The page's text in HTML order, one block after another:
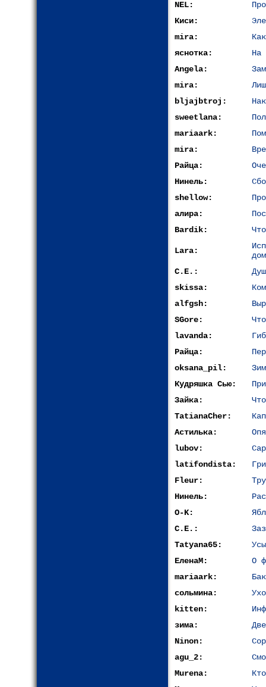
NEL:
Киси:
mira:
яснотка:
На
Angela:
mira:
bljajbtroj:
sweetlana:
mariaark:
mira:
Райца:
Нинель:
shellow:
алира:
Bardik:
Lara:
С.Е.:
skissa:
alfgsh:
SGore:
lavanda:
Райца:
oksana_pil:
Кудряшка Сью:
Зайка:
TatianaCher:
Астилька:
lubov:
latifondista:
Fleur:
Нинель:
O-K:
С.Е.:
Tatyana65:
ЕленаМ:
О
mariaark:
сольмина:
kitten:
зима:
Ninon:
agu_2:
Murena: